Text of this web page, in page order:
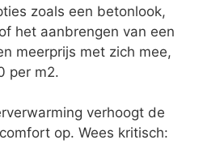
zoals een betonlook,
het aanbrengen van een
meerprijs met zich mee,
per m2.
verhoogt de
op. Wees kritisch: